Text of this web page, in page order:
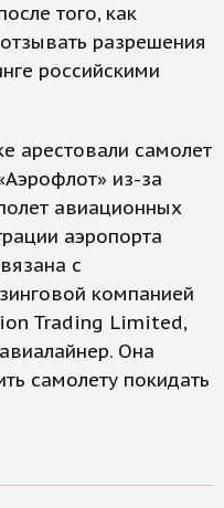
того, как
разрешения
российскими
арестовали самолет
из-за
авиационных
аэропорта
с
компанией
Trading Limited,
Она
самолету покидать